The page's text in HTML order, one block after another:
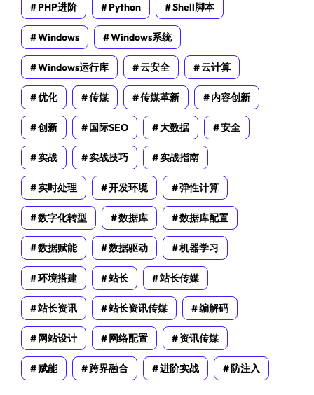
PHP进阶 Python Shell脚本
Windows Windows系统
Windows运行库 云安全 云计算
优化 传媒 传媒革新 内容创新
创新 国际SEO 大数据 安全
实战 实战技巧 实战指南
实时处理 开发环境 弹性计算
数字化转型 数据库 数据库配置
数据赋能 数据驱动 机器学习
环境搭建 站长 站长传媒
站长资讯 站长资讯传媒 编解码
网站设计 网络配置 资讯传媒
赋能 跨界融合 进阶实战 防注入